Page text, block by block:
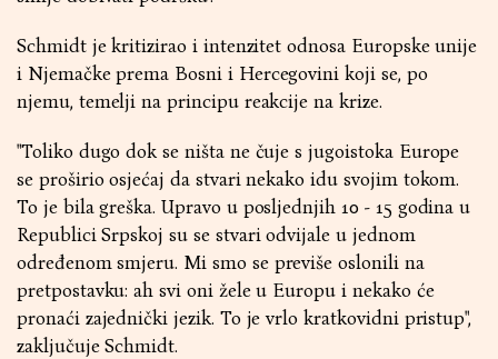
Schmidt je kritizirao i intenzitet odnosa Europske unije
i Njemačke prema Bosni i Hercegovini koji se, po
njemu, temelji na principu reakcije na krize.
"Toliko dugo dok se ništa ne čuje s jugoistoka Europe
se proširio osjećaj da stvari nekako idu svojim tokom.
To je bila greška. Upravo u posljednjih 10 - 15 godina u
Republici Srpskoj su se stvari odvijale u jednom
određenom smjeru. Mi smo se previše oslonili na
pretpostavku: ah svi oni žele u Europu i nekako će
pronaći zajednički jezik. To je vrlo kratkovidni pristup",
zaključuje Schmidt.